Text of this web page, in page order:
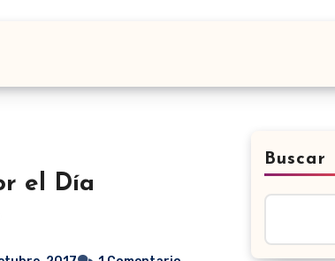
el Día
Buscar